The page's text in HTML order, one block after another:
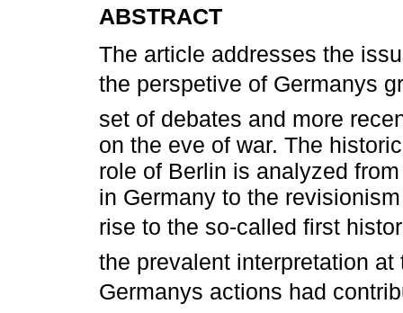
ABSTRACT
The article addresses the
the perspetive of Germanys
set of debates and more
on the eve of war. The
role of Berlin is analyzed
in Germany to the
rise to the so-called first
the prevalent interpretation
Germanys actions had